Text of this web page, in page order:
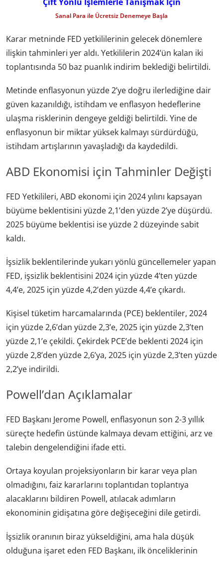
Sanal Para ile Ücretsiz Denemeye Başla
Karar metninde FED yetkililerinin gelecek dönemlere
ilişkin tahminleri yer aldı. Yetkililerin 2024’ün kalan iki
toplantısında 50 baz puanlık indirim beklediği belirtildi.
Metinde enflasyonun yüzde 2’ye doğru ilerlediğine dair
güven kazanıldığı, istihdam ve enflasyon hedeflerine
ulaşma risklerinin dengeye geldiği belirtildi. Yine de
enflasyonun bir miktar yüksek kalmayı sürdürdüğü,
istihdam artışlarının yavaşladığı da kaydedildi.
ABD Ekonomisi için Tahminler Değişti
FED Yetkilileri, ABD ekonomi için 2024 yılını kapsayan
büyüme beklentisini yüzde 2,1’den yüzde 2’ye düşürdü.
2025 büyüme beklentisi ise yüzde 2 düzeyinde sabit
kaldı.
İşsizlik beklentilerinde yukarı yönlü güncellemeler yapan
FED, işsizlik beklentisini 2024 için yüzde 4’ten yüzde
4,4’e, 2025 için yüzde 4,2’den yüzde 4,4’e çıkardı.
Kişisel tüketim harcamalarında (PCE) beklentiler, 2024
için yüzde 2,6’dan yüzde 2,3’e, 2025 için yüzde 2,3’ten
yüzde 2,1’e çekildi. Çekirdek PCE’de beklenti 2024 için
yüzde 2,8’den yüzde 2,6’ya, 2025 için yüzde 2,3’ten yüzde
2,2’ye indirildi.
Powell’dan Açıklamalar
FED Başkanı Jerome Powell, enflasyonun son 2-3 yıllık
süreçte hedefin üstünde kalmaya devam ettiğini, arz ve
talebin dengelendiğini ifade etti.
Ortaya koyulan projeksiyonların bir karar veya plan
olmadığını, faiz kararlarını toplantıdan toplantıya
alacaklarını bildiren Powell, atılacak adımların
ekonominin gidişatına göre değişeceğini dile getirdi.
İşsizlik oranının biraz yükseldiğini, ama hala düşük
olduğuna işaret eden FED Başkanı, ilk önceliklerinin